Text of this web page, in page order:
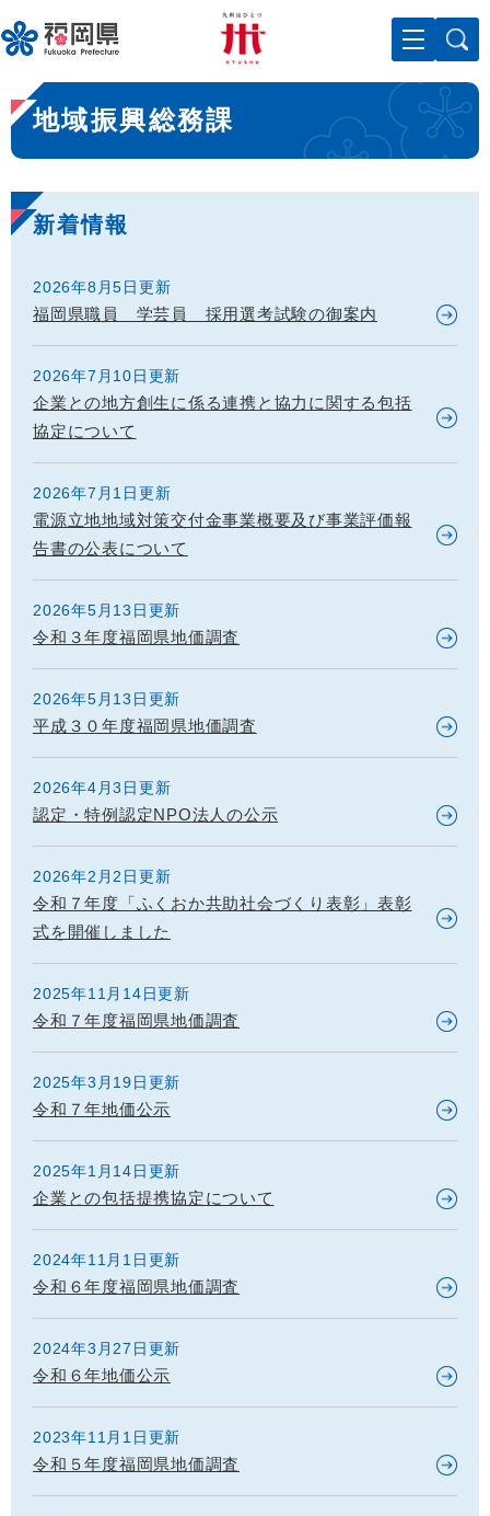
ー
ジ
先
頭
で
。
メニューを飛ばして本文へ
本
文
地域振興総務課
新着情報
2026年8月5日更新
福岡県職員 学芸員 採用選考試験の御案内
2026年7月10日更新
企業との地方創生に係る連携と協力に関する包括
協定について
2026年7月1日更新
電源立地地域対策交付金事業概要及び事業評価報
告書の公表について
2026年5月13日更新
令和３年度福岡県地価調査
2026年5月13日更新
平成３０年度福岡県地価調査
2026年4月3日更新
認定・特例認定NPO法人の公示
2026年2月2日更新
令和７年度「ふくおか共助社会づくり表彰」表彰
式を開催しました
2025年11月14日更新
令和７年度福岡県地価調査
2025年3月19日更新
令和７年地価公示
2025年1月14日更新
企業との包括提携協定について
2024年11月1日更新
令和６年度福岡県地価調査
2024年3月27日更新
令和６年地価公示
2023年11月1日更新
令和５年度福岡県地価調査